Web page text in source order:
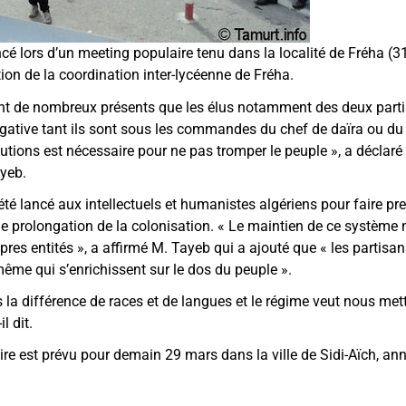
lors d’un meeting populaire tenu dans la localité de Fréha
de la coordination inter-lycéenne de Fréha.
de nombreux présents que les élus notamment des deux
tant ils sont sous les commandes du chef de daïra ou
est nécessaire pour ne pas tromper le peuple », a
lancé aux intellectuels et humanistes algériens pour faire
prolongation de la colonisation. « Le maintien de ce système
entités », a affirmé M. Tayeb qui a ajouté que « les
qui s’enrichissent sur le dos du peuple ».
différence de races et de langues et le régime veut nous
il dit.
est prévu pour demain 29 mars dans la ville de Sidi-Aïch,